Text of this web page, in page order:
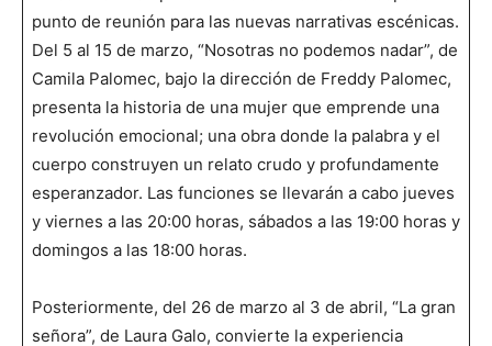
punto de reunión para las nuevas narrativas escénicas.
Del 5 al 15 de marzo, “Nosotras no podemos nadar”, de
Camila Palomec, bajo la dirección de Freddy Palomec,
presenta la historia de una mujer que emprende una
revolución emocional; una obra donde la palabra y el
cuerpo construyen un relato crudo y profundamente
esperanzador. Las funciones se llevarán a cabo jueves
y viernes a las 20:00 horas, sábados a las 19:00 horas y
domingos a las 18:00 horas.
Posteriormente, del 26 de marzo al 3 de abril, “La gran
señora”, de Laura Galo, convierte la experiencia